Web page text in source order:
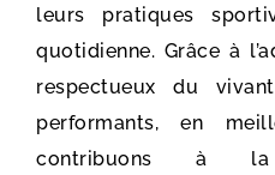
leurs pratiques
quotidienne. Grâce à
respectueux du
performants, en
contribuons à